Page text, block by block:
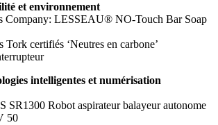
et environnement
Company: LESSEAU® NO-Touch Bar Soap
certifiés ‘Neutres en carbone’
intelligentes et numérisation
SR1300 Robot aspirateur balayeur autonome
50